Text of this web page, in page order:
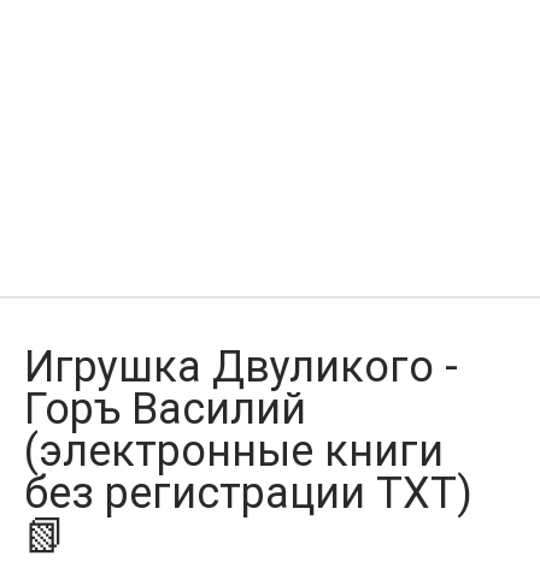
Игрушка Двуликого -
Горъ Василий
(электронные книги
без регистрации TXT)
📗